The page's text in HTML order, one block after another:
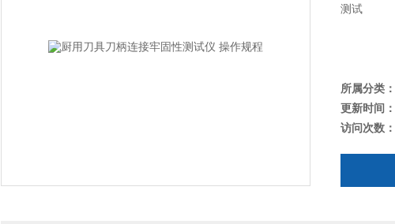
测试
所属分类：
更新时间：
访问次数：